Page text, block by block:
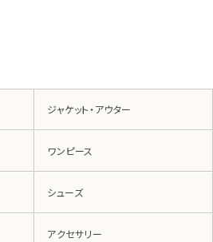
ジャケット・アウター
ワンピース
シューズ
アクセサリー